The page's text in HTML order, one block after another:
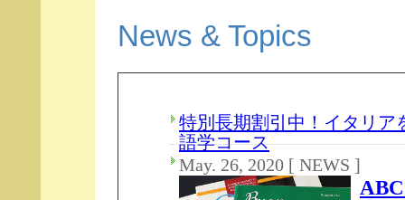
News & Topics
特別長期割引中！イタリア
語学コース
May. 26, 2020 [ NEWS ]